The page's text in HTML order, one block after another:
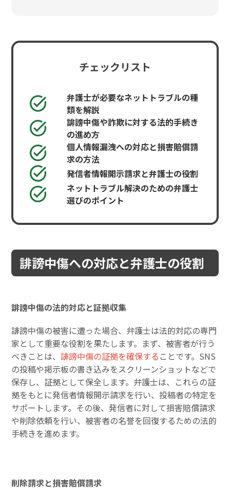
チェックリスト
弁護士が必要なネットトラブルの種
類を解説
誹謗中傷や詐欺に対する法的手続き
の進め方
個人情報漏洩への対応と損害賠償請
求の方法
発信者情報開示請求と弁護士の役割
ネットトラブル解決のための弁護士
選びのポイント
誹謗中傷への対応と弁護士の役割
誹謗中傷の法的対応と証拠収集
誹謗中傷の被害に遭った場合、弁護士は法的対応の専門
家として重要な役割を果たします。まず、被害者が行う
べきことは、誹謗中傷の証拠を確保する ことです。SNS
の投稿や掲示板の書き込みをスクリーンショットなどで
保存し、証拠として保全します。弁護士は、これらの証
拠をもとに発信者情報開示請求を行い、投稿者の特定を
サポートします。その後、発信者に対して損害賠償請求
や削除依頼を行い、被害者の名誉を回復するための法的
手続きを進めます。
削除請求と損害賠償請求